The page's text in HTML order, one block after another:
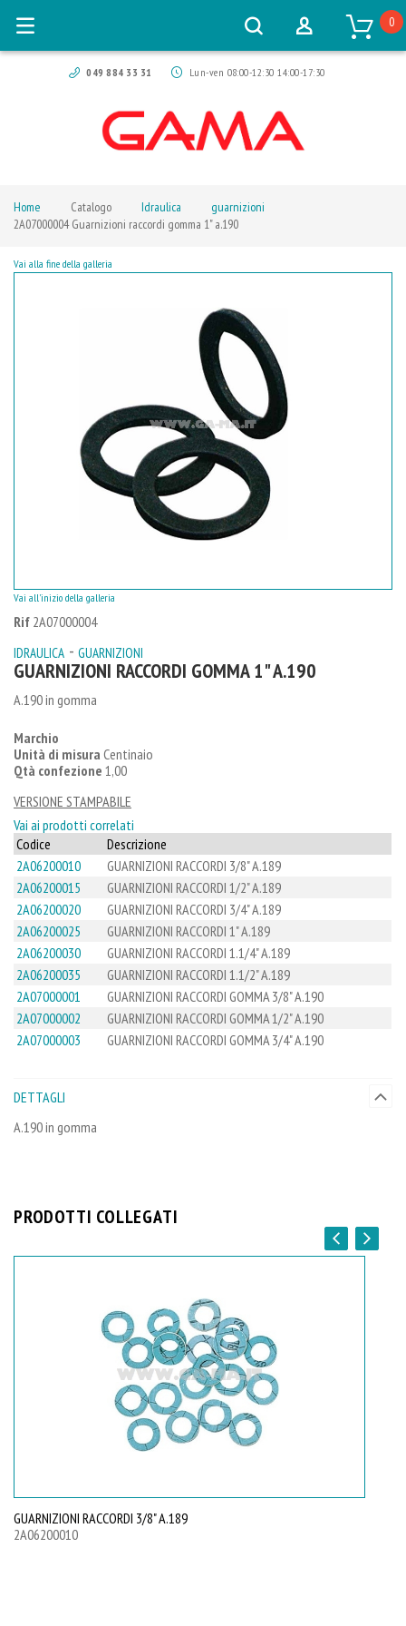
049 884 33 31 Lun-ven 08:00-12:30 14:00-17:30
0
Home Catalogo Idraulica
guarnizioni
2A07000004 Guarnizioni raccordi gomma 1" a.190
Rif 2A07000004
IDRAULICA - GUARNIZIONI
GUARNIZIONI RACCORDI GOMMA 1" A.190
A.190 in gomma
Marchio
Unità di misura Centinaio
Qtà confezione 1,00
VERSIONE STAMPABILE
Vai ai prodotti correlati
Codice
Descrizione
2A06200010
GUARNIZIONI RACCORDI 3/8" A.189
2A06200015
GUARNIZIONI RACCORDI 1/2" A.189
2A06200020
GUARNIZIONI RACCORDI 3/4" A.189
2A06200025
GUARNIZIONI RACCORDI 1" A.189
2A06200030
GUARNIZIONI RACCORDI 1.1/4" A.189
2A06200035
GUARNIZIONI RACCORDI 1.1/2" A.189
2A07000001
GUARNIZIONI RACCORDI GOMMA 3/8" A.190
2A07000002
GUARNIZIONI RACCORDI GOMMA 1/2" A.190
2A07000003
GUARNIZIONI RACCORDI GOMMA 3/4" A.190
Vai alla fine della galleria
Vai all'inizio della galleria
DETTAGLI
A.190 in gomma
PRODOTTI COLLEGATI
GUARNIZIONI RACCORDI 3/8" A.189
2A06200010